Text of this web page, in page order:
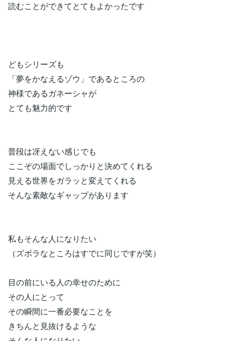
読むことができてとてもよかったです
どもシリーズも
「夢をかなえるゾウ」であるところの
神様であるガネーシャが
とても魅力的です
普段は冴えない感じでも
ここぞの場面でしっかりと決めてくれる
見える世界をガラッと変えてくれる
そんな素敵なギャップがあります
私もそんな人になりたい
（ズボラなところはすでに同じですが笑）
目の前にいる人の幸せのために
その人にとって
その瞬間に一番必要なことを
きちんと見抜けるような